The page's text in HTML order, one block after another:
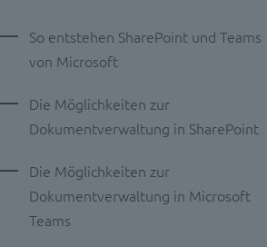
So entstehen SharePoint und Teams
von Microsoft
Die Möglichkeiten zur
Dokumentverwaltung in SharePoint
Die Möglichkeiten zur
Dokumentverwaltung in Microsoft
Teams